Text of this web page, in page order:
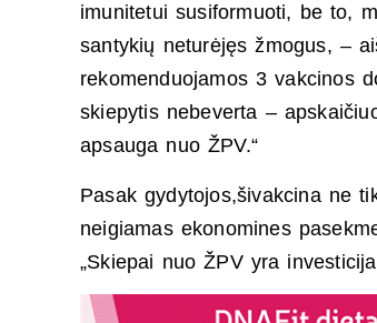
imunitetui susiformuoti, be to,
santykių neturėjęs žmogus, –
rekomenduojamos 3 vakcinos
skiepytis nebeverta –
apsauga nuo ŽPV.“
Pasak gydytojos,šivakcina ne
neigiamas ekonomines
„Skiepai nuo ŽPV yra